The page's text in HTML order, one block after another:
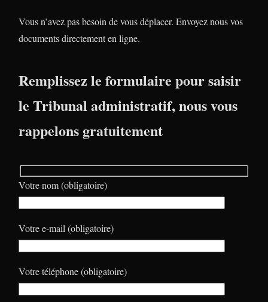
Vous n’avez pas besoin de vous déplacer. Envoyez nous vos
documents directement en ligne.
Remplissez le formulaire pour saisir
le Tribunal administratif, nous vous
rappelons gratuitement
Votre nom (obligatoire)
Votre e-mail (obligatoire)
Votre téléphone (obligatoire)